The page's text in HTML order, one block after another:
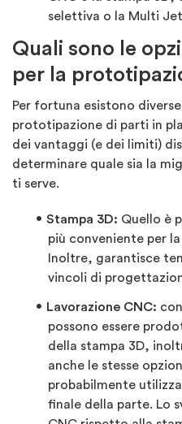
selettiva o la Multi Jet
Quali sono le
per la
Per fortuna esistono
prototipazione di parti in
dei vantaggi (e dei limiti)
determinare quale sia la
ti serve.
Stampa 3D: Quello è
più conveniente per
Inoltre, garantisce
vincoli di
Lavorazione CNC:
possono essere
della stampa 3D,
anche le stesse
probabilmente
finale della parte. Lo